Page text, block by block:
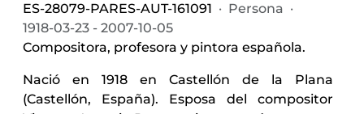
ES-28079-PARES-AUT-161091 · Persona ·
1918-03-23 - 2007-10-05
Compositora, profesora y pintora española.
Nació en 1918 en Castellón de la Plana
(Castellón, España). Esposa del compositor